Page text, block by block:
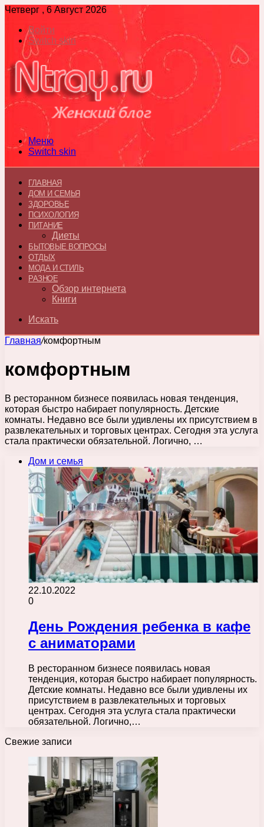
Четверг , 6 Август 2026
Войти
Switch skin
Меню
Switch skin
ГЛАВНАЯ
ДОМ И СЕМЬЯ
ЗДОРОВЬЕ
ПСИХОЛОГИЯ
ПИТАНИЕ
Диеты
БЫТОВЫЕ ВОПРОСЫ
ОТДЫХ
МОДА И СТИЛЬ
РАЗНОЕ
Обзор интернета
Книги
Искать
Главная/комфортным
комфортным
В ресторанном бизнесе появилась новая тенденция,
которая быстро набирает популярность. Детские
комнаты. Недавно все были удивлены их присутствием в
развлекательных и торговых центрах. Сегодня эта услуга
стала практически обязательной. Логично, …
Дом и семья
22.10.2022
0
День Рождения ребенка в кафе
с аниматорами
В ресторанном бизнесе появилась новая
тенденция, которая быстро набирает популярность.
Детские комнаты. Недавно все были удивлены их
присутствием в развлекательных и торговых
центрах. Сегодня эта услуга стала практически
обязательной. Логично,…
Свежие записи